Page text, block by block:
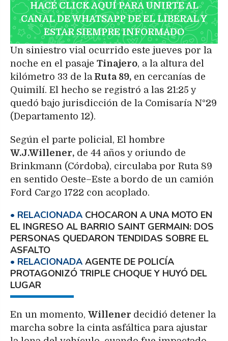
HACÉ CLICK AQUÍ PARA UNIRTE AL
CANAL DE WHATSAPP DE EL LIBERAL Y
ESTAR SIEMPRE INFORMADO
Un siniestro vial ocurrido este jueves por la
noche en el pasaje Tinajero, a la altura del
kilómetro 33 de laRuta 89, en cercanías de
Quimilí. El hecho se registró a las 21:25 y
quedó bajo jurisdicción de la Comisaría N°29
(Departamento 12).
Según el parte policial, El hombre
W.J.Willener, de 44 años y oriundo de
Brinkmann (Córdoba), circulaba por Ruta 89
en sentido Oeste–Este a bordo de un camión
Ford Cargo 1722 con acoplado.
CHOCARON A UNA MOTO EN
EL INGRESO AL BARRIO SAINT GERMAIN: DOS
PERSONAS QUEDARON TENDIDAS SOBRE EL
ASFALTO
AGENTE DE POLICÍA
PROTAGONIZÓ TRIPLE CHOQUE Y HUYÓ DEL
LUGAR
En un momento, Willener decidió detener la
marcha sobre la cinta asfáltica para ajustar